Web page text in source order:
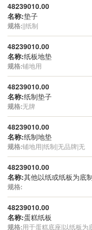
48239010.00
名称:垫子
规格:||纸制
48239010.00
名称:纸板地垫
规格:铺地用
48239010.00
名称:纸制垫子
规格:无牌
48239010.00
名称:纸制地垫
规格:铺地用|纸制|无品牌|无
48239010.00
名称:其他以纸或纸板为底
规格:
48239010.00
名称:蛋糕纸板
规格:用于蛋糕底座|以纸板为